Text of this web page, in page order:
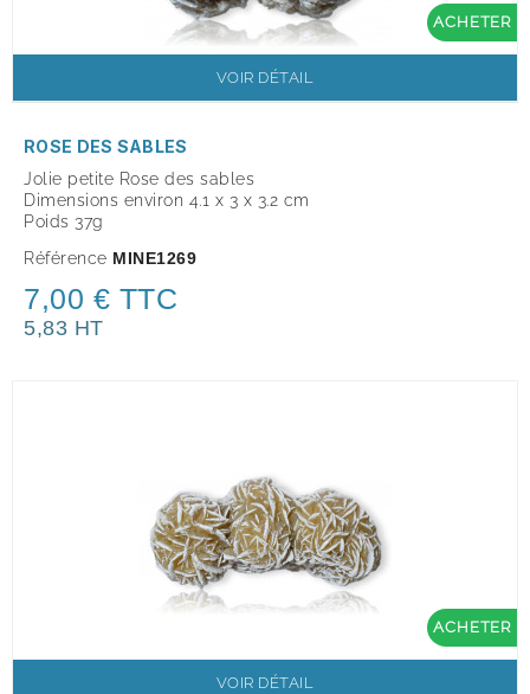
ACHETER
VOIR DÉTAIL
ROSE DES SABLES
Jolie petite Rose des sables
Dimensions environ 4.1 x 3 x 3.2 cm
Poids 37g
Référence MINE1269
7,00 € TTC
5,83 HT
ACHETER
VOIR DÉTAIL